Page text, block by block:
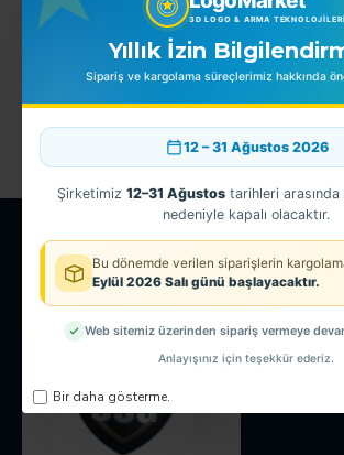
3D LOGO & ARMA TEKNOLOJILERI
Yıllık İzin
Sipariş ve kargolama süreçlerimiz hakkında
12 – 31 Ağustos 2026
Şirketimiz 12–31 Ağustostarihleri arasında
nedeniyle kapalı olacaktır.
Bu dönemde verilen siparişlerin
Eylül 2026 Salı günü başlayacaktır.
Web sitemiz üzerinden sipariş vermeye
Anlayışınız için teşekkür ederiz.
Bir daha gösterme.
DEVAM
EN ÇOK